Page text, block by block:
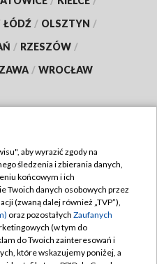
ŁÓDŹ / OLSZTYN /
/ RZESZÓW /
/ WROCŁAW
TVP
zgody
aby wyrazić zgody na
śledzenia i zbierania danych,
końcowym i ich
Twoich danych osobowych przez
(zwaną dalej również „TVP”),
oraz pozostałych Zaufanych
(w tym do
do Twoich zainteresowań i
które wskazujemy poniżej, a